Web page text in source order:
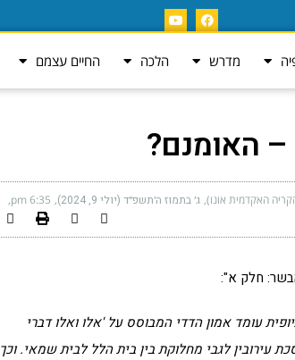
מדרש הלכה החיים עצמם
– האומנם?
האקדמית אונו) ג׳ בתמוז ה׳תשפ״ד (יולי 9, 2024) 6:35 pm
חלק א":
עומד אמון הדדי המבוסס על 'אלו ואלו דברי
עירובין לגבי מחלוקת בין בית הלל לבית שמאי. וכך